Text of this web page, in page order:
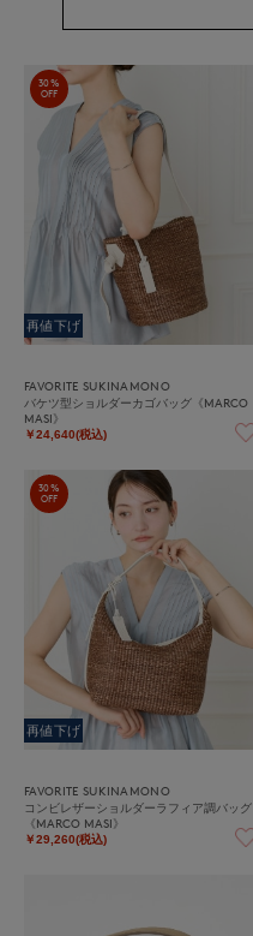
30%
OFF
再値下げ
FAVORITE SUKINAMONO
バケツ型ショルダーカゴバッグ《MARCO
MASI》
￥24,640(税込)
30%
OFF
再値下げ
FAVORITE SUKINAMONO
コンビレザーショルダーラフィア調バッグ
《MARCO MASI》
￥29,260(税込)